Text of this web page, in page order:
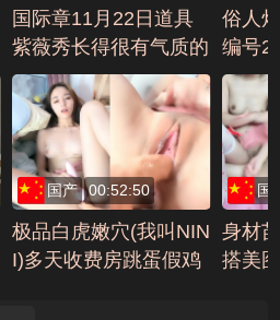
国际章11月22日道具
紫薇秀长得很有气质的
女主播道具紫薇秀35编
号D4EC5707
俗人
编号
国产 00:52:50
极品白虎嫩穴(我叫NIN
I)多天收费房跳蛋假鸡
国
身材
搭美